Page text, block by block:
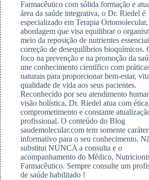
Farmacêutico com sólida formação e
área da saúde integrativa, o Dr. Riedel é
especializado em Terapia Ortomolecular,
abordagem que visa equilibrar o
meio da reposição de nutrientes
correção de desequilíbrios bioquímicos.
foco na prevenção e na promoção da
une conhecimento científico com
naturais para proporcionar bem-estar,
qualidade de vida aos seus pacientes.
Reconhecido por seu atendimento
visão holística, Dr. Riedel atua com ética,
comprometimento e constante
profissional. O conteúdo do Blog
saudemolecular.com tem somente caráter
informativo para o seu conhecimento.
substitui NUNCA a consulta e o
acompanhamento do Médico,
Farmacêutico. Sempre consulte um
de saúde habilitado !